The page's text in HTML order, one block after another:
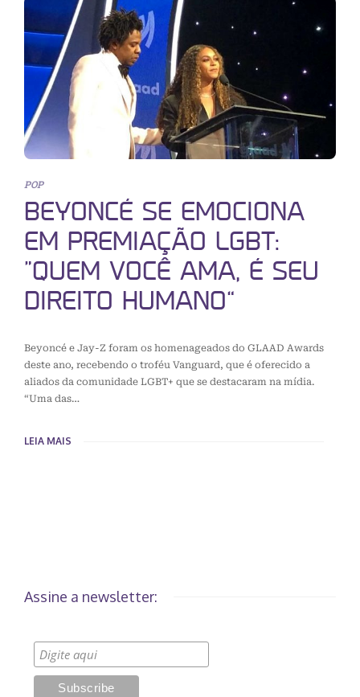
POP
BEYONCÉ SE EMOCIONA
EM PREMIAÇÃO LGBT:
“QUEM VOCÊ AMA, É SEU
DIREITO HUMANO”
Beyoncé e Jay-Z foram os homenageados do GLAAD Awards
deste ano, recebendo o troféu Vanguard, que é oferecido a
aliados da comunidade LGBT+ que se destacaram na mídia.
“Uma das…
LEIA MAIS
Assine a newsletter: